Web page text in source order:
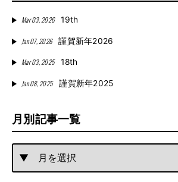
Mar 03, 2026 19th
Jan 07, 2026 謹賀新年2026
Mar 03, 2025 18th
Jan 08, 2025 謹賀新年2025
月別記事一覧